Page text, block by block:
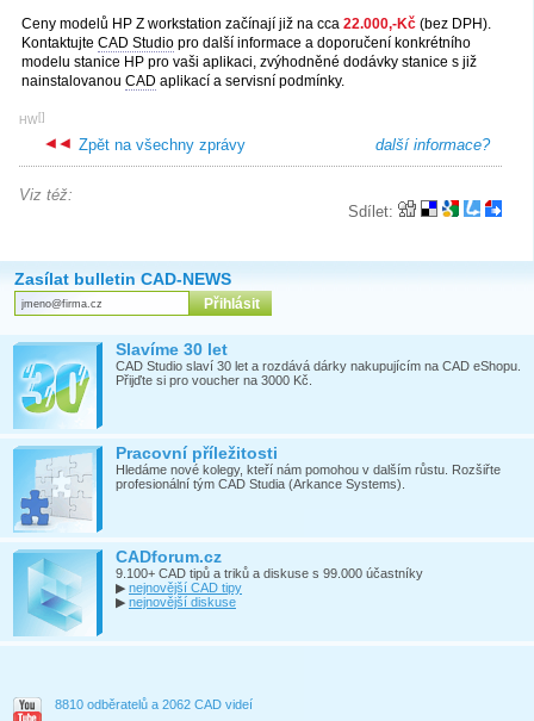
Ceny modelů HP Z workstation začínají již na cca 22.000,-Kč (bez DPH).
Kontaktujte CAD Studio pro další informace a doporučení konkrétního
modelu stanice HP pro vaši aplikaci, zvýhodněné dodávky stanice s již
nainstalovanou CAD aplikací a servisní podmínky.
[
HW ]
další informace?
Zpět na všechny zprávy
Sdílet:
Viz též:
Zasílat bulletin CAD-NEWS
Slavíme 30 let
CAD Studio slaví 30 let a rozdává dárky nakupujícím na CAD eShopu.
Přijďte si pro voucher na 3000 Kč.
Pracovní příležitosti
Hledáme nové kolegy, kteří nám pomohou v dalším růstu. Rozšiřte
profesionální tým CAD Studia (Arkance Systems).
CADforum.cz
9.100+ CAD tipů a triků a diskuse s 99.000 účastníky
▶ nejnovější CAD tipy
▶ nejnovější diskuse
8810 odběratelů a 2062 CAD videí